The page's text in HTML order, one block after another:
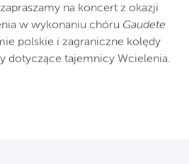
na koncert z okazji
w wykonaniu chóru Gaudete
polskie i zagraniczne kolędy
dotyczące tajemnicy Wcielenia.